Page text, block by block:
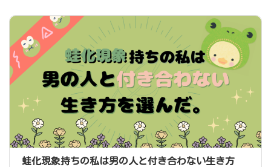
蛙化現象持ちの私は男の人と付き合わない生き方